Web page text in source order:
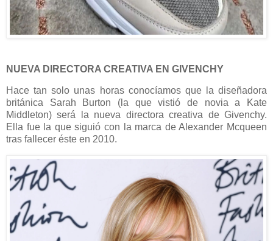
NUEVA DIRECTORA CREATIVA EN GIVENCHY
Hace tan solo unas horas conocíamos que la diseñadora
británica Sarah Burton (la que vistió de novia a Kate
Middleton) será la nueva directora creativa de Givenchy.
Ella fue la que siguió con la marca de Alexander Mcqueen
tras fallecer éste en 2010.